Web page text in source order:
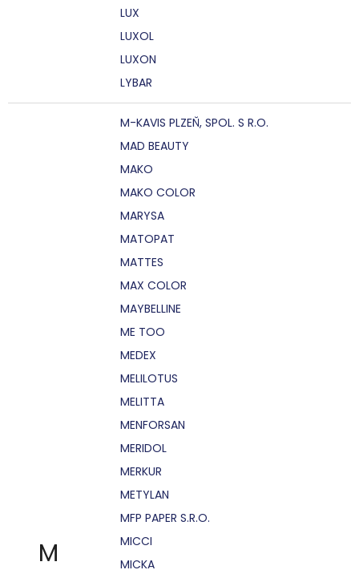
LUX
LUXOL
LUXON
LYBAR
M
M-KAVIS PLZEŇ, SPOL. S R.O.
MAD BEAUTY
MAKO
MAKO COLOR
MARYSA
MATOPAT
MATTES
MAX COLOR
MAYBELLINE
ME TOO
MEDEX
MELILOTUS
MELITTA
MENFORSAN
MERIDOL
MERKUR
METYLAN
MFP PAPER S.R.O.
MICCI
MICKA